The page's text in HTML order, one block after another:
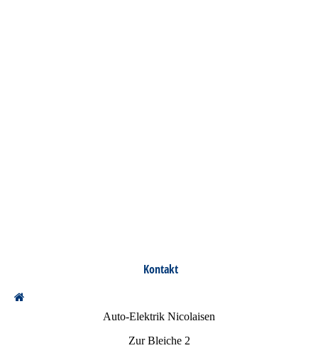
Kontakt
Auto-Elektrik Nicolaisen
Zur Bleiche 2